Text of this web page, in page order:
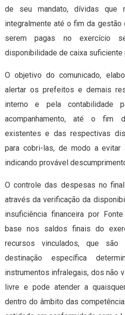
de seu mandato, dívidas que
integralmente até o fim da gestão
serem pagas no exercício
disponibilidade de caixa suficiente
O objetivo do comunicado,
alertar os prefeitos e demais
interno e pela contabilidade
acompanhamento, até o fim
existentes e das respectivas
para cobri-las, de modo a evitar
indicando provável
O controle das despesas no
através da verificação da
insuficiência financeira por
base nos saldos finais do
recursos vinculados, que
destinação específica
instrumentos infralegais, dos não
livre e pode atender a
dentro do âmbito das